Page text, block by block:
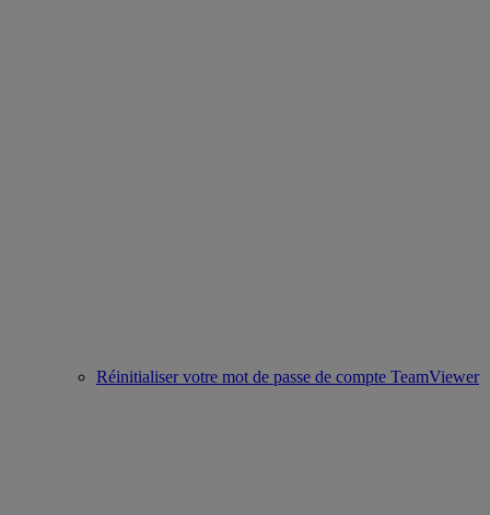
Réinitialiser votre mot de passe de compte TeamViewer